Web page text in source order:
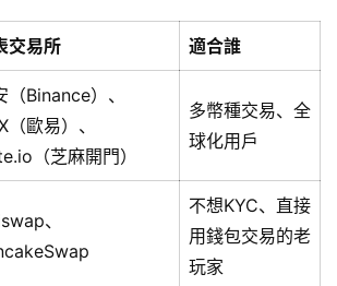
交易所 適合誰
（Binance）、
（歐易）、
（芝麻開門）
多幣種交易、全
球化用戶
、
不想KYC、直接
用錢包交易的老
玩家